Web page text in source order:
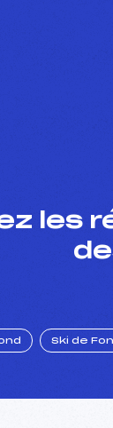
les
Ski de